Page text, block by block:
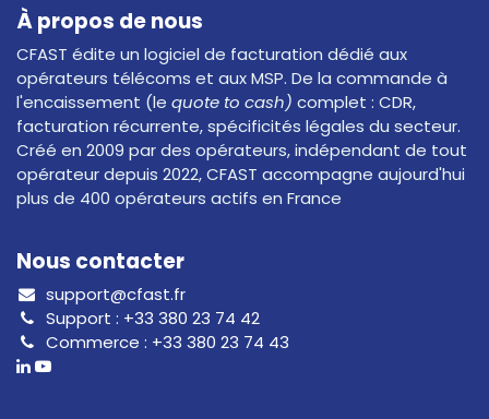
À propos de nous
CFAST édite un logiciel de facturation dédié aux
opérateurs télécoms et aux MSP. De la commande à
l'encaissement (le quote to cash) complet : CDR,
facturation récurrente, spécificités légales du secteur.
Créé en 2009 par des opérateurs, indépendant de tout
opérateur depuis 2022, CFAST accompagne aujourd'hui
plus de 400 opérateurs actifs en France
Nous contacter
support@cfast.fr
Support : +33 380 23 74 42
Commerce : +33 380 23 74 43